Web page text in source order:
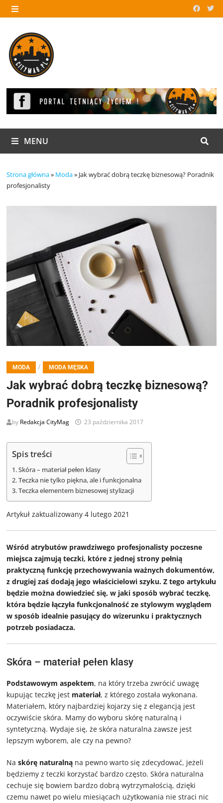
Skip
to
MENU
MENU
Strona główna» Moda» Jak wybrać dobrą teczkę biznesową? Poradnik
profesjonalisty
MODA / MODA MĘSKA
Jak wybrać dobrą teczkę biznesową?
Poradnik profesjonalisty
by Redakcja CityMag 23 października 2017
Spis treści
Skóra – materiał pełen klasy
Teczka nie tylko piękna, ale i funkcjonalna
Teczka elementem biznesowej stylizacji
Artykuł zaktualizowany 4 lutego 2021
Wśród atrybutów prawdziwego profesjonalisty poczesne
miejsca zajmują teczki, które z jednej strony pełnią
praktyczną funkcję przechowywania ważnych dokumentów,
z drugiej zaś dodają jego właścicielowi szyku. Z tego artykułu
będzie można dowiedzieć się, w jaki sposób wybrać teczkę,
która będzie łączyła funkcjonalność ze stylowym wyglądem
w sposób idealnie pasujący do wizerunku i praktycznych
potrzeb posiadacza.
Skóra – materiał pełen klasy
Podstawowym aspektem, na który trzeba zwrócić uwagę
kupując teczkę jest materiał, z którego została wykonana.
Materiałem, który najbardziej kojarzy się z elegancją jest
oczywiście skóra. Mamy do wyboru skórę naturalną i
syntetyczną. Wydaje się, że skóra naturalna zawsze jest
lepszym wyborem, ale czy na pewno?
Naskórę naturalną na pewno warto się zdecydować, jeżeli
będziemy z teczki korzystać bardzo często. Skóra naturalna
cechuje się bowiem bardzo dobrą wytrzymałością, dzięki
czemu nawet po wielu miesiącach użytkowania nie straci nic